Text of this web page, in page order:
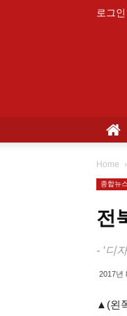
로그인
Home
종합뉴스
전
- ‘디
2017년
▲(왼